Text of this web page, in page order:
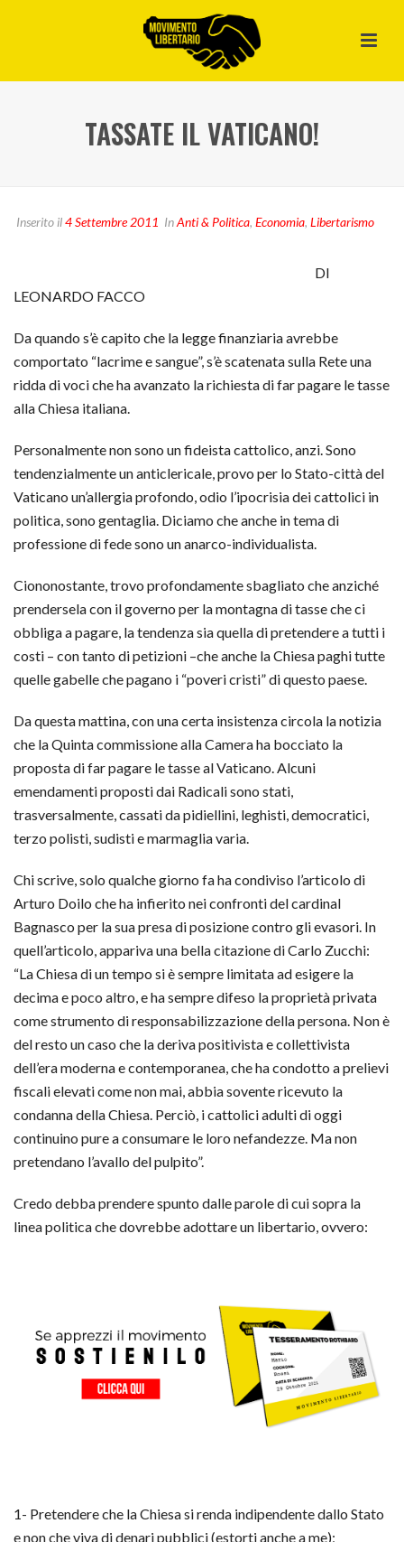
TASSATE IL VATICANO!
Inserito il4 Settembre 2011 InAnti & Politica, Economia, Libertarismo
DI
LEONARDO FACCO
Da quando s’è capito che la legge finanziaria avrebbe
comportato “lacrime e sangue”, s’è scatenata sulla Rete una
ridda di voci che ha avanzato la richiesta di far pagare le tasse
alla Chiesa italiana.
Personalmente non sono un fideista cattolico, anzi. Sono
tendenzialmente un anticlericale, provo per lo Stato-città del
Vaticano un’allergia profondo, odio l’ipocrisia dei cattolici in
politica, sono gentaglia. Diciamo che anche in tema di
professione di fede sono un anarco-individualista.
Ciononostante, trovo profondamente sbagliato che anziché
prendersela con il governo per la montagna di tasse che ci
obbliga a pagare, la tendenza sia quella di pretendere a tutti i
costi – con tanto di petizioni –che anche la Chiesa paghi tutte
quelle gabelle che pagano i “poveri cristi” di questo paese.
Da questa mattina, con una certa insistenza circola la notizia
che la Quinta commissione alla Camera ha bocciato la
proposta di far pagare le tasse al Vaticano. Alcuni
emendamenti proposti dai Radicali sono stati,
trasversalmente, cassati da pidiellini, leghisti, democratici,
terzo polisti, sudisti e marmaglia varia.
Chi scrive, solo qualche giorno fa ha condiviso l’articolo di
Arturo Doilo che ha infierito nei confronti del cardinal
Bagnasco per la sua presa di posizione contro gli evasori. In
quell’articolo, appariva una bella citazione di Carlo Zucchi:
“La Chiesa di un tempo si è sempre limitata ad esigere la
decima e poco altro, e ha sempre difeso la proprietà privata
come strumento di responsabilizzazione della persona. Non è
del resto un caso che la deriva positivista e collettivista
dell’era moderna e contemporanea, che ha condotto a prelievi
fiscali elevati come non mai, abbia sovente ricevuto la
condanna della Chiesa. Perciò, i cattolici adulti di oggi
continuino pure a consumare le loro nefandezze. Ma non
pretendano l’avallo del pulpito”.
Credo debba prendere spunto dalle parole di cui sopra la
linea politica che dovrebbe adottare un libertario, ovvero:
1- Pretendere che la Chiesa si renda indipendente dallo Stato
e non che viva di denari pubblici (estorti anche a me);